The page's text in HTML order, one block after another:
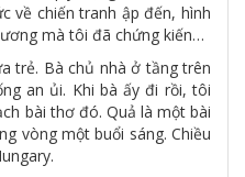
về chiến tranh ập đến, hình
mà tôi đã chứng kiến…
trẻ. Bà chủ nhà ở tầng trên
an ủi. Khi bà ấy đi rồi, tôi
bài thơ đó. Quả là một bài
vòng một buổi sáng. Chiều